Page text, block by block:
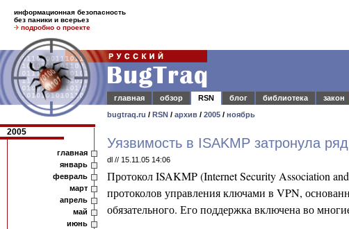
информационная безопасность
без паники и всерьез
подробно о проекте
главная
обзор RSN блог библиотека закон
bugtraq.ru / RSN / архив / 2005 / ноябрь
2005
главная
январь
февраль
март
апрель
май
июнь
Уязвимость в ISAKMP затронула
dl // 15.11.05 14:06
Протокол ISAKMP (Internet Security Association
протоколов управления ключами в VPN,
обязательного. Его поддержка включена во